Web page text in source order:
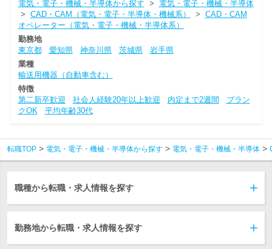
電気・電子・機械・半導体から探す > 電気・電子・機械・半導体
> CAD・CAM（電気・電子・半導体・機械系） > CAD・CAM
オペレーター（電気・電子・機械・半導体系）
勤務地
東京都
愛知県 神奈川県 茨城県
岩手県
業種
輸送用機器（自動車含む）
特徴
第二新卒歓迎
社会人経験20年以上歓迎 内定まで2週間
ブラン
クOK
平均年齢30代
転職TOP 電気・電子・機械・半導体から探す 電気・電子・機械・半導体
職種から転職・求人情報を探す
勤務地から転職・求人情報を探す